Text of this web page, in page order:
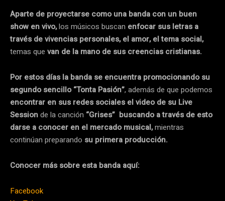
Aparte de proyectarse como una banda con un buen
show en vivo,los músicos buscan enfocar sus letras a
través de vivencias personales, el amor, el tema social,
temas que van de la mano de sus creencias cristianas.
Por estos días la banda se encuentra promocionando su
segundo sencillo “Tonta Pasión”, además de que podemos
encontrar en sus redes sociales el video de su Live
Sessionde la canción “Grises” buscando a través de esto
darse a conocer en el mercado musical,mientras
continúan preparando su primera producción.
Conocer más sobre esta banda aquí:
Facebook